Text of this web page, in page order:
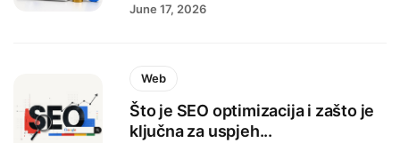
June 17, 2026
Web
Što je SEO optimizacija i zašto je
ključna za uspjeh...